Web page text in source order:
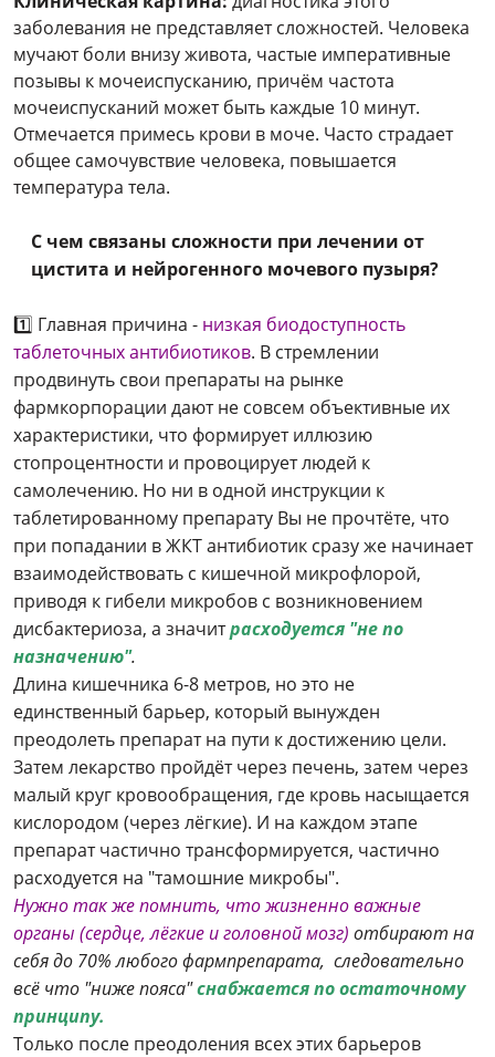
заболевания не представляет сложностей. Человека
мучают боли внизу живота, частые императивные
позывы к мочеиспусканию, причём частота
мочеиспусканий может быть каждые 10 минут.
Отмечается примесь крови в моче. Часто страдает
общее самочувствие человека, повышается
температура тела.
С чем связаны сложности при лечении от
цистита и нейрогенного мочевого пузыря?
1️⃣ Главная причина - низкая биодоступность
таблеточных антибиотиков. В стремлении
продвинуть свои препараты на рынке
фармкорпорации дают не совсем объективные их
характеристики, что формирует иллюзию
стопроцентности и провоцирует людей к
самолечению. Но ни в одной инструкции к
таблетированному препарату Вы не прочтёте, что
при попадании в ЖКТ антибиотик сразу же начинает
взаимодействовать с кишечной микрофлорой,
приводя к гибели микробов с возникновением
дисбактериоза, а значитрасходуется "не по
назначению".
Длина кишечника 6-8 метров, но это не
единственный барьер, который вынужден
преодолеть препарат на пути к достижению цели.
Затем лекарство пройдёт через печень, затем через
малый круг кровообращения, где кровь насыщается
кислородом (через лёгкие). И на каждом этапе
препарат частично трансформируется, частично
расходуется на "тамошние микробы".
Нужно так же помнить, что жизненно важные
органы (сердце, лёгкие и головной мозг) отбирают на
себя до 70% любого фармпрепарата, следовательно
всё что "ниже пояса"снабжается по остаточному
принципу.
Только после преодоления всех этих барьеров